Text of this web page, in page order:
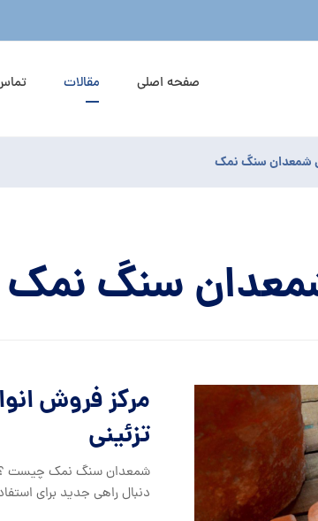
صفحه اصلی مقالات
شمعدان سنگ نمک
سنگ نمک
مرکز فروش
تزئینی
شمعدان سنگ نمک چیست ؟
دنبال راهی جدید برای